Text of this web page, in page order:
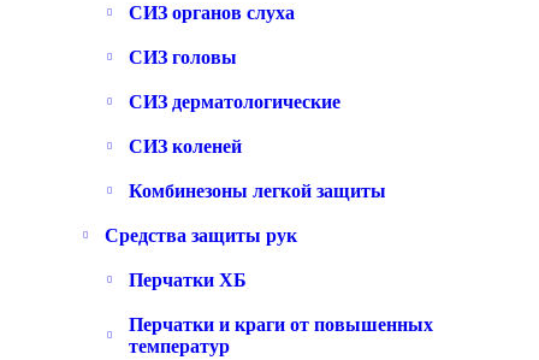
СИЗ органов слуха
СИЗ головы
СИЗ дерматологические
СИЗ коленей
Комбинезоны легкой защиты
Средства защиты рук
Перчатки ХБ
Перчатки и краги от повышенных
температур